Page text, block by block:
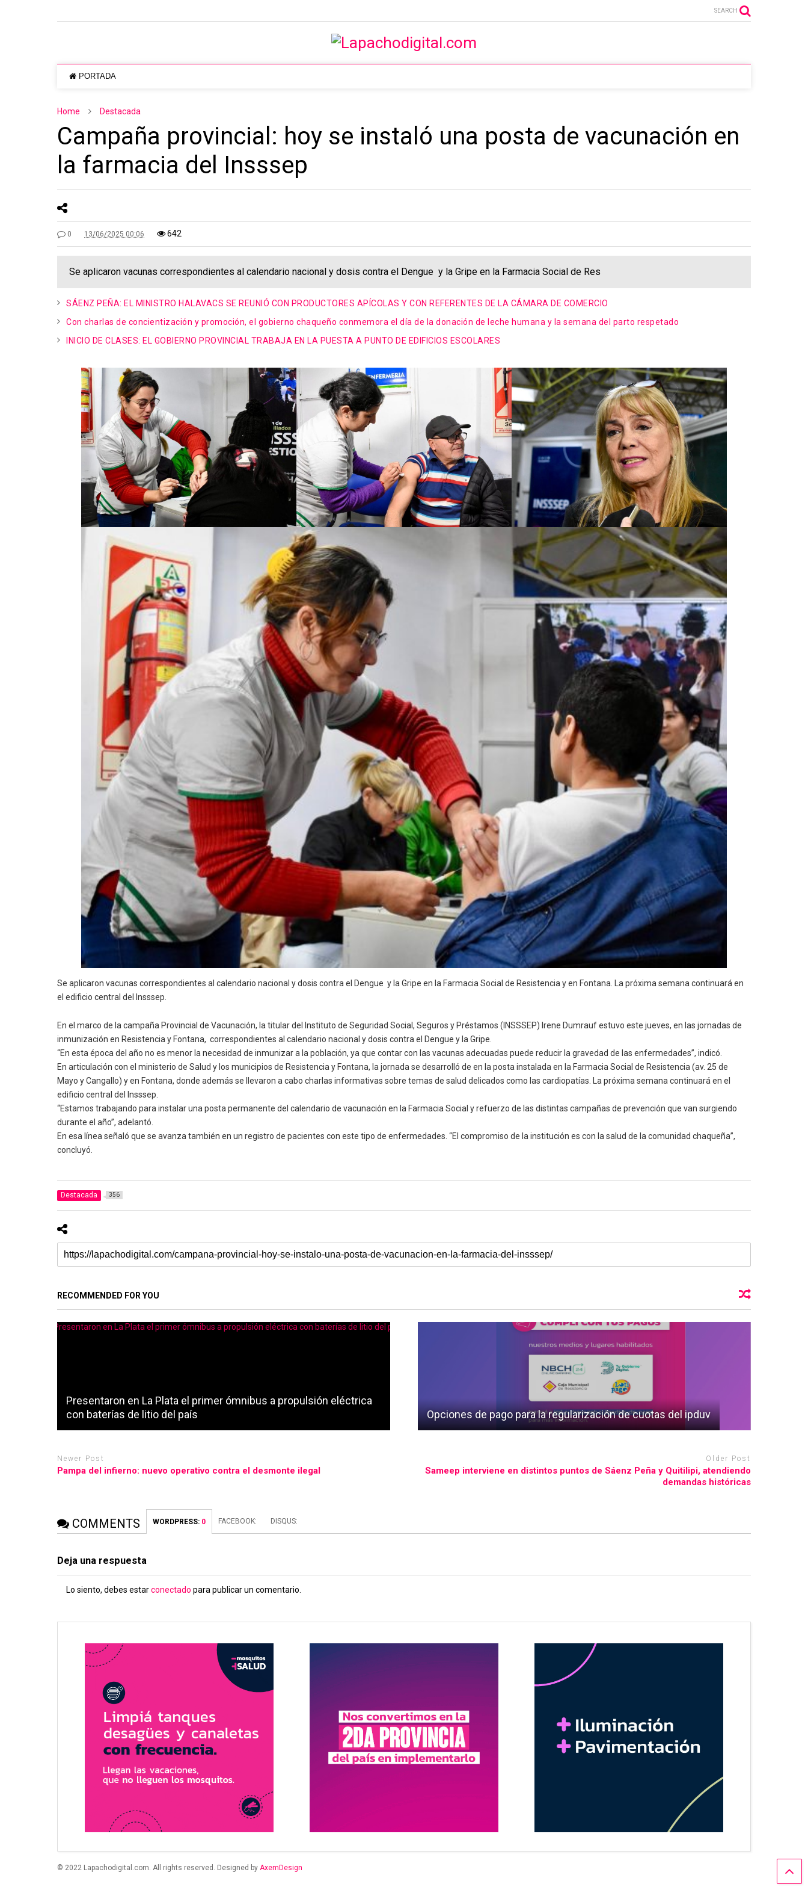
SEARCH
PORTADA
Home Destacada
Campaña provincial: hoy se instaló una posta de vacunación en
la farmacia del Insssep
0 13/06/2025 00:06 642
Se aplicaron vacunas correspondientes al calendario nacional y dosis contra el Dengue y la Gripe en la Farmacia Social de Res
SÁENZ PEÑA: EL MINISTRO HALAVACS SE REUNIÓ CON PRODUCTORES APÍCOLAS Y CON REFERENTES DE LA CÁMARA DE COMERCIO
Con charlas de concientización y promoción, el gobierno chaqueño conmemora el día de la donación de leche humana y la semana del parto respetado
INICIO DE CLASES: EL GOBIERNO PROVINCIAL TRABAJA EN LA PUESTA A PUNTO DE EDIFICIOS ESCOLARES
Se aplicaron vacunas correspondientes al calendario nacional y dosis contra el Dengue y la Gripe en la Farmacia Social de Resistencia y en Fontana. La próxima semana continuará en
el edificio central del Insssep.
En el marco de la campaña Provincial de Vacunación, la titular del Instituto de Seguridad Social, Seguros y Préstamos (INSSSEP) Irene Dumrauf estuvo este jueves, en las jornadas de
inmunización en Resistencia y Fontana, correspondientes al calendario nacional y dosis contra el Dengue y la Gripe.
“En esta época del año no es menor la necesidad de inmunizar a la población, ya que contar con las vacunas adecuadas puede reducir la gravedad de las enfermedades”, indicó.
En articulación con el ministerio de Salud y los municipios de Resistencia y Fontana, la jornada se desarrolló de en la posta instalada en la Farmacia Social de Resistencia (av. 25 de
Mayo y Cangallo) y en Fontana, donde además se llevaron a cabo charlas informativas sobre temas de salud delicados como las cardiopatías. La próxima semana continuará en el
edificio central del Insssep.
“Estamos trabajando para instalar una posta permanente del calendario de vacunación en la Farmacia Social y refuerzo de las distintas campañas de prevención que van surgiendo
durante el año”, adelantó.
En esa línea señaló que se avanza también en un registro de pacientes con este tipo de enfermedades. “El compromiso de la institución es con la salud de la comunidad chaqueña”,
concluyó.
Destacada 356
RECOMMENDED FOR YOU
Presentaron en La Plata el primer ómnibus a propulsión eléctrica
con baterías de litio del país
Opciones de pago para la regularización de cuotas del ipduv
Newer Post
Pampa del infierno: nuevo operativo contra el desmonte ilegal
Older Post
Sameep interviene en distintos puntos de Sáenz Peña y Quitilipi, atendiendo
demandas históricas
COMMENTS WORDPRESS: 0 FACEBOOK: DISQUS:
Deja una respuesta
Lo siento, debes estarconectado para publicar un comentario.
© 2022 Lapachodigital.com. All rights reserved. Designed byAxemDesign